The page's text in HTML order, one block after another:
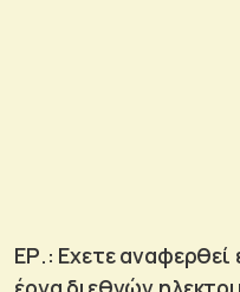
ΕΡ.: Εχετε αναφερθεί